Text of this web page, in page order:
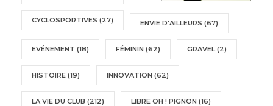
CYCLOSPORTIVES (27) ENVIE D'AILLEURS (67)
EVÉNEMENT (18) FÉMININ (62) GRAVEL (2)
HISTOIRE (19) INNOVATION (62)
LA VIE DU CLUB (212) LIBRE OH ! PIGNON (16)